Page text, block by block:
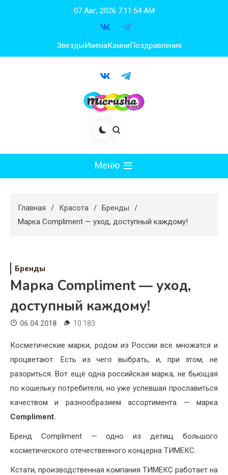
07 Авг, 2026 7:11:55 AM
ЗвездыИменаКамниПоздравления
Меню
Худеем
Свадьба
Жизнь
Хобби
Красота
Недвижимость
Главная Красота
Бренды
Марка Compliment — уход, доступный каждому!
Бренды
Марка Compliment — уход,
доступный каждому!
06.04.2018 10 183
Косметические марки, родом из России все множатся и
процветают. Есть из чего выбрать, и, при этом, не
разориться. Вот ещё одна российская марка, не бьющая
по кошельку потребителя, но уже успевшая прославиться
качеством и разнообразием ассортимента — марка
Compliment.
Бренд Compliment — одно из детищ большого
косметического отечественного концерна ТИМЕКС.
Кстати, производственная компания ТИМЕКС работает на